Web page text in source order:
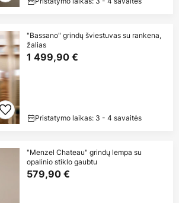
"Bassano" grindų šviestuvas su rankena,
žalias
1 499,90 €
Pristatymo laikas: 3 - 4 savaitės
"Menzel Chateau" grindų lempa su
opalinio stiklo gaubtu
579,90 €